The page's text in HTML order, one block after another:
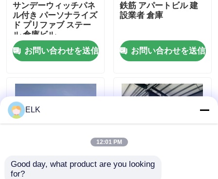
品質管理
連絡 ください
ニュース
事件
引金 を 求め て ください
鋼鉄構造物 倉庫
サンデーウィッチパネ
ル付き パーソナライズ
ド プリファブ ステー
ル 倉庫ビル
お問い合わせを送信
鉄筋 アパートビル 建
設業者 倉庫
お問い合わせを送信
PVC 窓 プリファブ 倉
ELK
12:01 PM
Good day, what product are you looking
for?